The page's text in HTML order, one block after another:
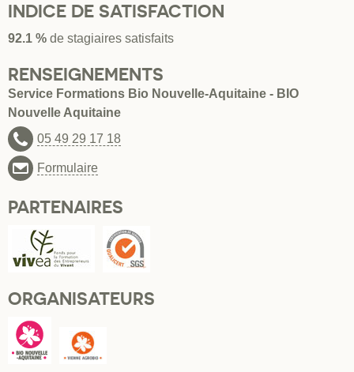
INDICE DE SATISFACTION
92.1 % de stagiaires satisfaits
RENSEIGNEMENTS
Service Formations Bio Nouvelle-Aquitaine - BIO
Nouvelle Aquitaine
05 49 29 17 18
Formulaire
PARTENAIRES
ORGANISATEURS